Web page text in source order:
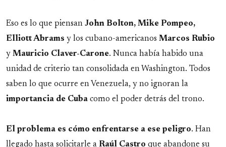
Eso es lo que piensan John Bolton, Mike Pompeo,
Elliott Abrams y los cubano-americanos Marcos Rubio
y Mauricio Claver-Carone. Nunca había habido una
unidad de criterio tan consolidada en Washington. Todos
saben lo que ocurre en Venezuela, y no ignoran la
importancia de Cuba como el poder detrás del trono.
El problema es cómo enfrentarse a ese peligro. Han
llegado hasta solicitarle a Raúl Castro que abandone su